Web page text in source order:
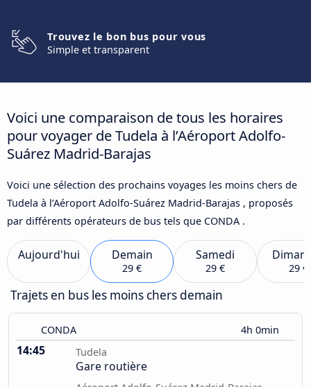
Trouvez le bon bus pour vous
Simple et transparent
Voici une comparaison de tous les horaires
pour voyager de Tudela à l’Aéroport Adolfo-
Suárez Madrid-Barajas
Voici une sélection des prochains voyages les moins chers de
Tudela à l’Aéroport Adolfo-Suárez Madrid-Barajas , proposés
par différents opérateurs de bus tels que CONDA .
Aujourd'hui Demain
29 €
Samedi
29 € 29 €
Trajets en bus les moins chers demain
CONDA 4h 0min
14:45 Tudela
Gare routière